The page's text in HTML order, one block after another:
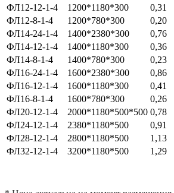
ФЛ12-12-1-4
1200*1180*300 0,31
ФЛ12-8-1-4
1200*780*300 0,20
ФЛ14-24-1-4
1400*2380*300 0,76
ФЛ14-12-1-4
1400*1180*300 0,36
ФЛ14-8-1-4
1400*780*300 0,23
ФЛ16-24-1-4
1600*2380*300 0,86
ФЛ16-12-1-4
1600*1180*300 0,41
ФЛ16-8-1-4
1600*780*300 0,26
ФЛ20-12-1-4
2000*1180*500*500 0,78
ФЛ24-12-1-4
2380*1180*500 0,91
ФЛ28-12-1-4
2800*1180*500 1,13
ФЛ32-12-1-4
3200*1180*500 1,29